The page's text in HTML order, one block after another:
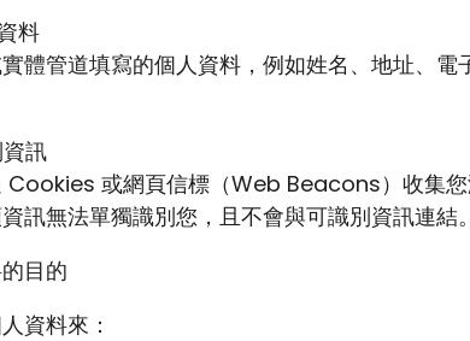
料
體管道填寫的個人資料，例如姓名、地址、
訊
Cookies 或網頁信標（Web Beacons）收集
訊無法單獨識別您，且不會與可識別資訊連結。
目的
資料來：